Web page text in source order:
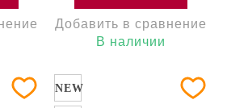
Добавить в сравнение
В наличии
NEW